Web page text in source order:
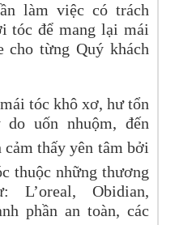
làm việc có trách
tóc để mang lại mái
cho từng Quý khách
tóc khô xơ, hư tổn
uốn nhuộm, đến
cảm thấy yên tâm bởi
thuộc những thương
L’oreal, Obidian,
phần an toàn, các